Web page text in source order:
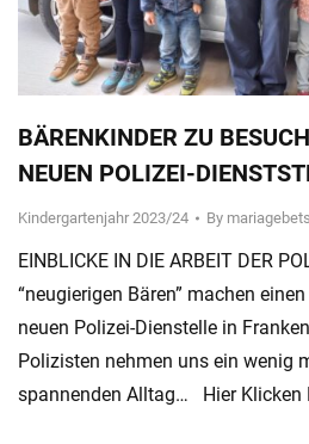
BÄRENKINDER ZU
NEUEN POLIZEI-
Kindergartenjahr 2023/24 By
EINBLICKE IN DIE ARBEIT DER
“neugierigen Bären” machen
neuen Polizei-Dienstelle in
Polizisten nehmen uns ein wenig
spannenden Alltag… Hier Klicken